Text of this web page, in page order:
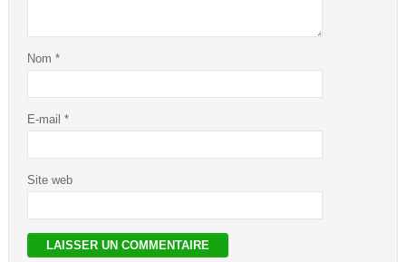
Nom *
E-mail *
Site web